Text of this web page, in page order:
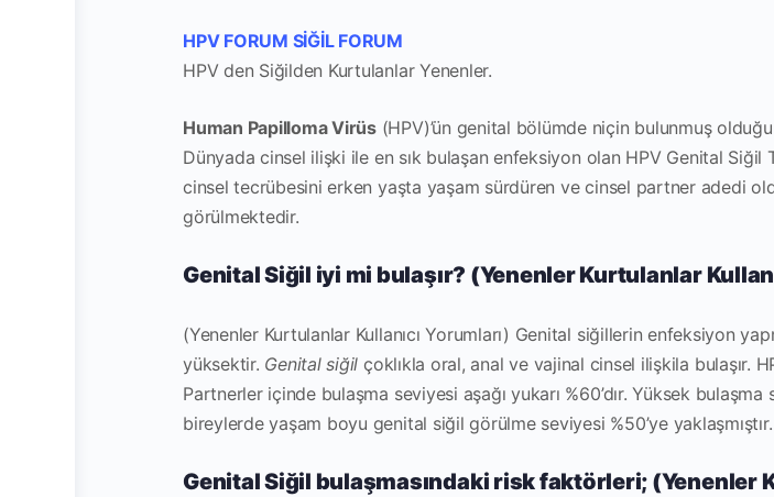
HPV FORUM SİĞİL FORUM
HPV den Siğilden Kurtulanlar Yenenler.
Human Papilloma Virüs(HPV)’ün genital bölümde niçin bulunmuş
Dünyada cinsel ilişki ile en sık bulaşan enfeksiyon olan HPV Genital Siğil
cinsel tecrübesini erken yaşta yaşam sürdüren ve cinsel partner adedi
görülmektedir.
Genital Siğil iyi mi bulaşır? (Yenenler Kurtulanlar
(Yenenler Kurtulanlar Kullanıcı Yorumları) Genital siğillerin enfeksiyon
yüksektir. Genital siğil çoklıkla oral, anal ve vajinal cinsel ilişkila bulaşır.
Partnerler içinde bulaşma seviyesi aşağı yukarı %60’dır. Yüksek
bireylerde yaşam boyu genital siğil görülme seviyesi %50’ye yaklaşmıştır.
Genital Siğil bulaşmasındaki risk faktörleri; (Yenenler